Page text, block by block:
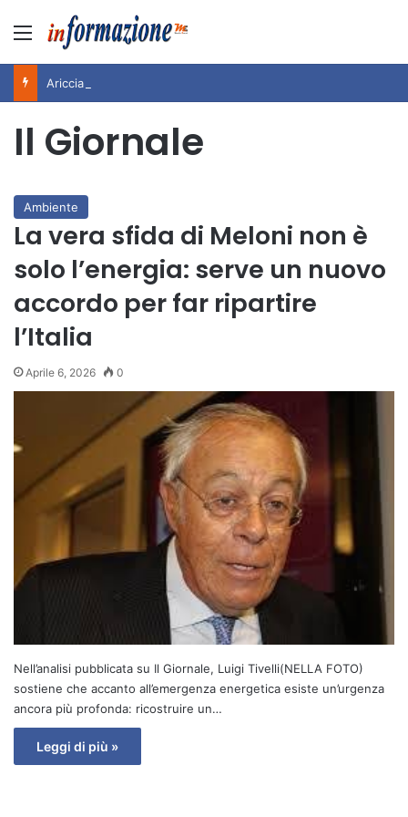
Menu
Il Giornale
Ambiente
La vera sfida di Meloni non è
solo l’energia: serve un nuovo
accordo per far ripartire
l’Italia
Aprile 6, 2026 0
Nell’analisi pubblicata su Il Giornale, Luigi Tivelli(NELLA FOTO)
sostiene che accanto all’emergenza energetica esiste un’urgenza
ancora più profonda: ricostruire un…
Leggi di più »